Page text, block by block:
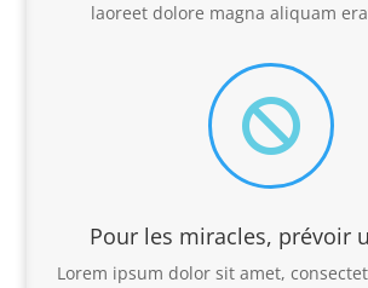
laoreet dolore magna aliquam

Pour les miracles, prévoir
Lorem ipsum dolor sit amet,